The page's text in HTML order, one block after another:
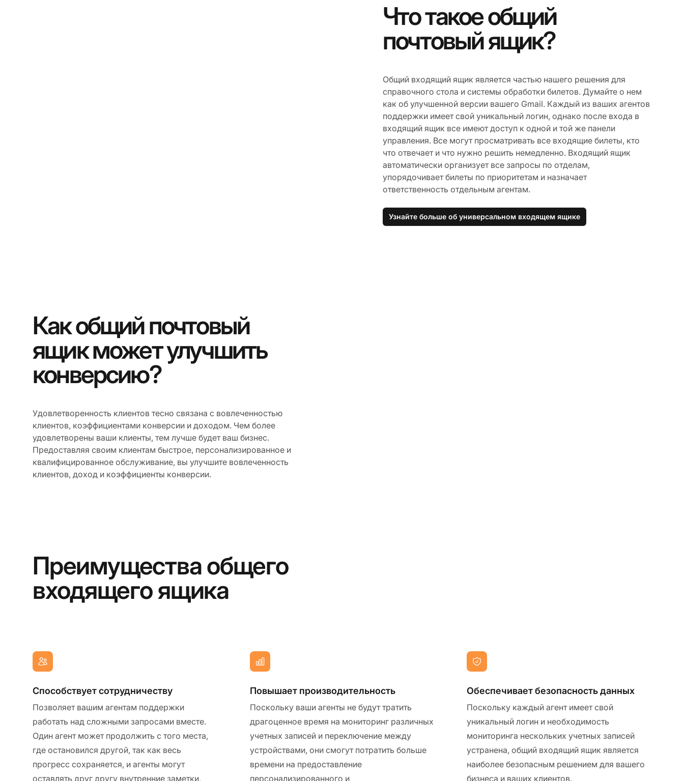
Что такое общий
почтовый ящик?
Общий входящий ящик является частью нашего решения для
справочного стола и системы обработки билетов. Думайте о нем
как об улучшенной версии вашего Gmail. Каждый из ваших агентов
поддержки имеет свой уникальный логин, однако после входа в
входящий ящик все имеют доступ к одной и той же панели
управления. Все могут просматривать все входящие билеты, кто
что отвечает и что нужно решить немедленно. Входящий ящик
автоматически организует все запросы по отделам,
упорядочивает билеты по приоритетам и назначает
ответственность отдельным агентам.
Узнайте больше об универсальном входящем ящике
Как общий почтовый
ящик может улучшить
конверсию?
Удовлетворенность клиентов тесно связана с вовлеченностью
клиентов, коэффициентами конверсии и доходом. Чем более
удовлетворены ваши клиенты, тем лучше будет ваш бизнес.
Предоставляя своим клиентам быстрое, персонализированное и
квалифицированное обслуживание, вы улучшите вовлеченность
клиентов, доход и коэффициенты конверсии.
Преимущества общего
входящего ящика
Способствует сотрудничеству
Позволяет вашим агентам поддержки
работать над сложными запросами вместе.
Один агент может продолжить с того места,
где остановился другой, так как весь
прогресс сохраняется, и агенты могут
оставлять друг другу внутренние заметки,
Повышает производительность
Поскольку ваши агенты не будут тратить
драгоценное время на мониторинг различных
учетных записей и переключение между
устройствами, они смогут потратить больше
времени на предоставление
персонализированного и
Обеспечивает безопасность данных
Поскольку каждый агент имеет свой
уникальный логин и необходимость
мониторинга нескольких учетных записей
устранена, общий входящий ящик является
наиболее безопасным решением для вашего
бизнеса и ваших клиентов.